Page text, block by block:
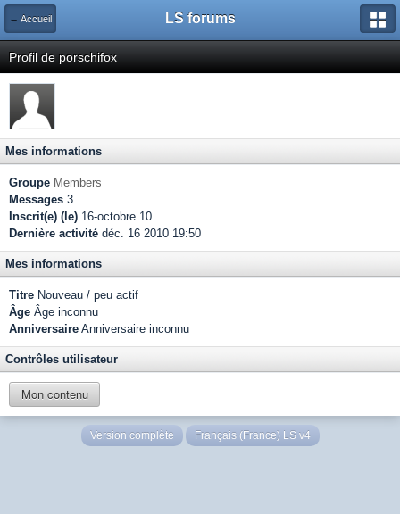
← Accueil LS forums
Profil de porschifox
Mes informations
Groupe Members
Messages 3
Inscrit(e) (le) 16-octobre 10
Dernière activité déc. 16 2010 19:50
Mes informations
Titre Nouveau / peu actif
Âge Âge inconnu
Anniversaire Anniversaire inconnu
Contrôles utilisateur
Mon contenu
Version complète Français (France) LS v4